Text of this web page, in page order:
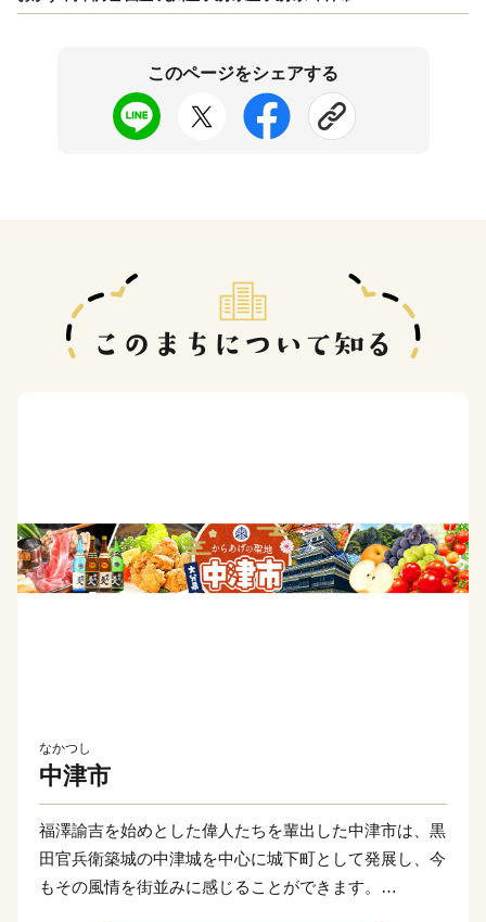
このページをシェアする
なかつし
中津市
福澤諭吉を始めとした偉人たちを輩出した中津市は、黒
田官兵衛築城の中津城を中心に城下町として発展し、今
もその風情を街並みに感じることができます。